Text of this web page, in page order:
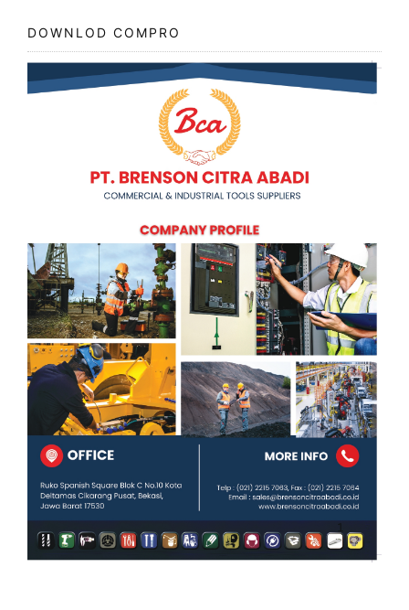
DOWNLOD COMPRO